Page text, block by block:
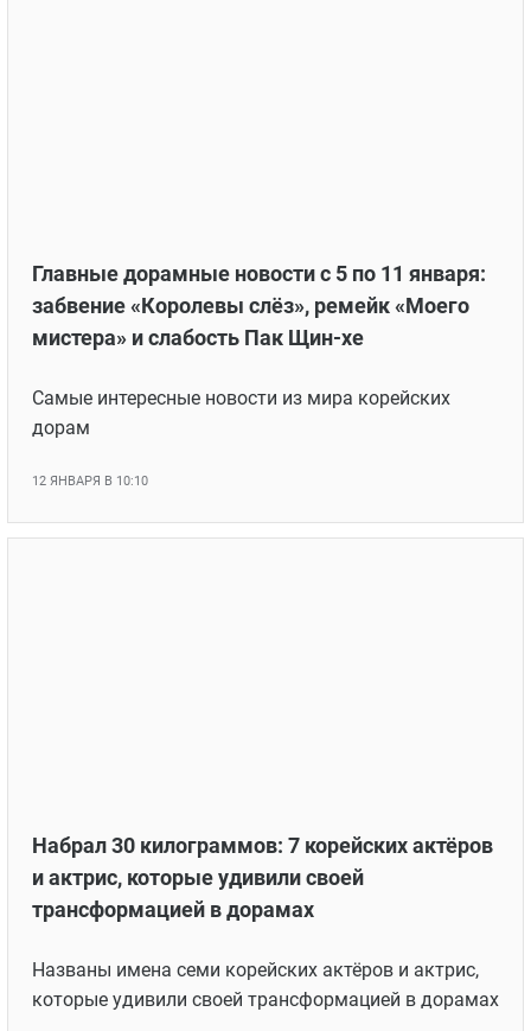
Главные дорамные новости с 5 по 11 января:
забвение «Королевы слёз», ремейк «Моего
мистера» и слабость Пак Щин-хе
Самые интересные новости из мира корейских
дорам
12 ЯНВАРЯ В 10:10
Набрал 30 килограммов: 7 корейских актёров
и актрис, которые удивили своей
трансформацией в дорамах
Названы имена семи корейских актёров и актрис,
которые удивили своей трансформацией в дорамах